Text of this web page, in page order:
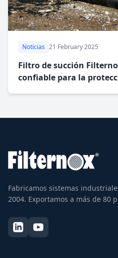
Noticias 21 February 2025
Filtro de succión
confiable para la
Fabricamos sistemas
2004. Exportamos a más de 80